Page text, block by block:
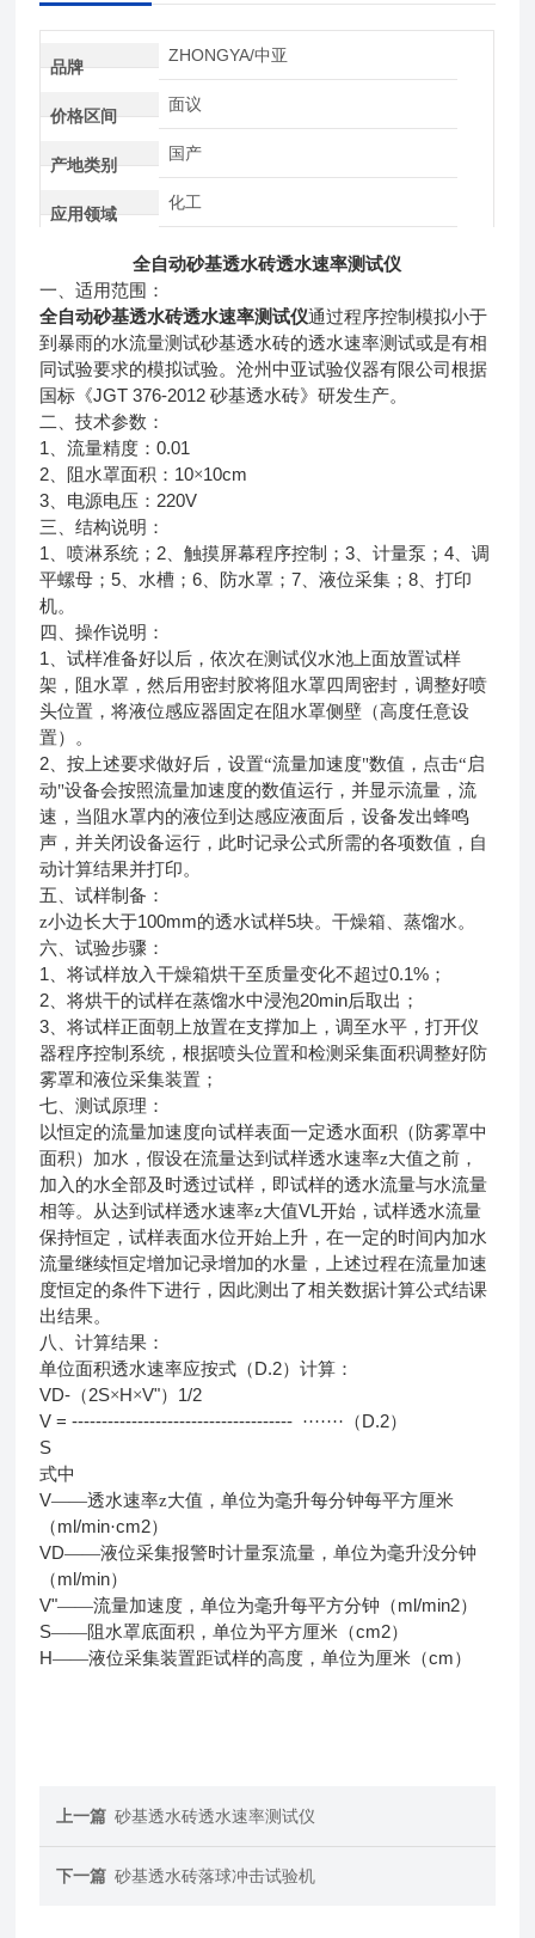
品牌
ZHONGYA/中亚
价格区间
面议
产地类别
国产
应用领域
化工
全自动砂基透水砖透水速率测试仪
一、适用范围：
全自动砂基透水砖透水速率测试仪通过程序控制模拟小于
到暴雨的水流量测试砂基透水砖的透水速率测试或是有相
同试验要求的模拟试验。沧州中亚试验仪器有限公司根据
国标《JGT 376-2012砂基透水砖》研发生产。
二、技术参数：
1 、流量精度：0.01
2 、阻水罩面积： 10×10cm
3 、电源电压： 220V
三、结构说明：
1 、喷淋系统； 2 、触摸屏幕程序控制；3 、计量泵；4 、调
平螺母；5 、水槽；6 、防水罩；7 、液位采集；8 、打印
机。
四、操作说明：
1 、试样准备好以后，依次在测试仪水池上面放置试样
架，阻水罩，然后用密封胶将阻水罩四周密封，调整好喷
头位置，将液位感应器固定在阻水罩侧壁（高度任意设
置）。
2 、按上述要求做好后，设置“流量加速度"数值，点击“启
动"设备会按照流量加速度的数值运行，并显示流量，流
速，当阻水罩内的液位到达感应液面后，设备发出蜂鸣
声，并关闭设备运行，此时记录公式所需的各项数值，自
动计算结果并打印。
五、试样制备：
z小边长大于100mm的透水试样5块。干燥箱、蒸馏水。
六、试验步骤：
1 、将试样放入干燥箱烘干至质量变化不超过0.1% ；
2 、将烘干的试样在蒸馏水中浸泡20min后取出；
3 、将试样正面朝上放置在支撑加上，调至水平，打开仪
器程序控制系统，根据喷头位置和检测采集面积调整好防
雾罩和液位采集装置；
七、测试原理：
以恒定的流量加速度向试样表面一定透水面积（防雾罩中
面积）加水，假设在流量达到试样透水速率z大值之前，
加入的水全部及时透过试样，即试样的透水流量与水流量
相等。从达到试样透水速率z大值VL开始，试样透水流量
保持恒定，试样表面水位开始上升，在一定的时间内加水
流量继续恒定增加记录增加的水量，上述过程在流量加速
度恒定的条件下进行，因此测出了相关数据计算公式结课
出结果。
八、计算结果：
单位面积透水速率应按式（D.2）计算：
VD- （2S×H×V"） 1/2
V = ------------------------------------- ·······（D.2）
S
式中
V——透水速率z大值，单位为毫升每分钟每平方厘米
（ml/min·cm2）
VD——液位采集报警时计量泵流量，单位为毫升没分钟
（ml/min）
V"——流量加速度，单位为毫升每平方分钟（ml/min2）
S——阻水罩底面积，单位为平方厘米（cm2）
H——液位采集装置距试样的高度，单位为厘米（cm）
上一篇 砂基透水砖透水速率测试仪
下一篇 砂基透水砖落球冲击试验机